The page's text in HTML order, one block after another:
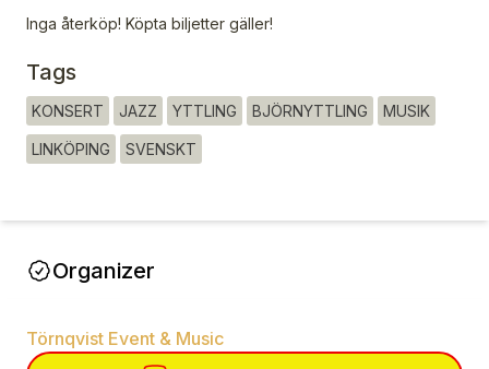
Inga återköp! Köpta biljetter gäller!
Tags
KONSERT JAZZ YTTLING BJÖRNYTTLING MUSIK
LINKÖPING SVENSKT
Organizer
Törnqvist Event & Music